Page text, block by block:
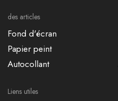
des articles
Fond d'écran
Papier peint
Autocollant
Liens utiles